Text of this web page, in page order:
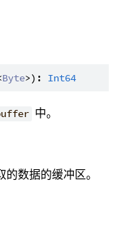
Byte>): Int64
中。
的数据的缓冲区。